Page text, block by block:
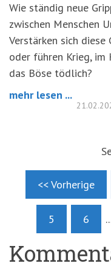
Wie ständig neue
zwischen Menschen
Verstärken sich diese
oder führen Krieg, im
das Böse tödlich?
mehr lesen ...
<< Vorherige
5 6